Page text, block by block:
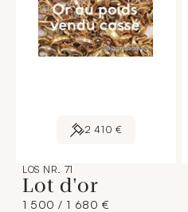
2 410 €
LOS NR. 71
Lot d'or
1 500 / 1 680 €